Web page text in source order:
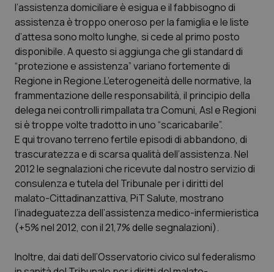
Piemonte
Provincia Autonoma di Bolzano
Provincia Autonoma di Trento
Puglia
Sardegna
Sicilia
Toscana
HIV
Infezioni & Febbre
Ipertensione & Scompenso
Malattie rare
Malattia di Crohn & Rettocolite Ulcerosa
Neuroscienze & patologie neurodegenerative
Obesità
l’assistenza domiciliare è esigua e il fabbisogno di
assistenza è troppo oneroso per la famiglia e le liste
d’attesa sono molto lunghe, si cede al primo posto
disponibile. A questo si aggiunga che gli standard di
“protezione e assistenza” variano fortemente di
Regione in Regione.L’eterogeneità delle normative, la
frammentazione delle responsabilità, il principio della
delega nei controlli rimpallata tra Comuni, Asl e Regioni
si è troppe volte tradotto in uno “scaricabarile”.
E qui trovano terreno fertile episodi di abbandono, di
trascuratezza e di scarsa qualità dell’assistenza. Nel
2012 le segnalazioni che ricevute dal nostro servizio di
consulenza e tutela del Tribunale per i diritti del
malato-Cittadinanzattiva, PiT Salute, mostrano
l’inadeguatezza dell’assistenza medico-infermieristica
(+5% nel 2012, con il 21,7% delle segnalazioni).
Inoltre, dai dati dell’Osservatorio civico sul federalismo